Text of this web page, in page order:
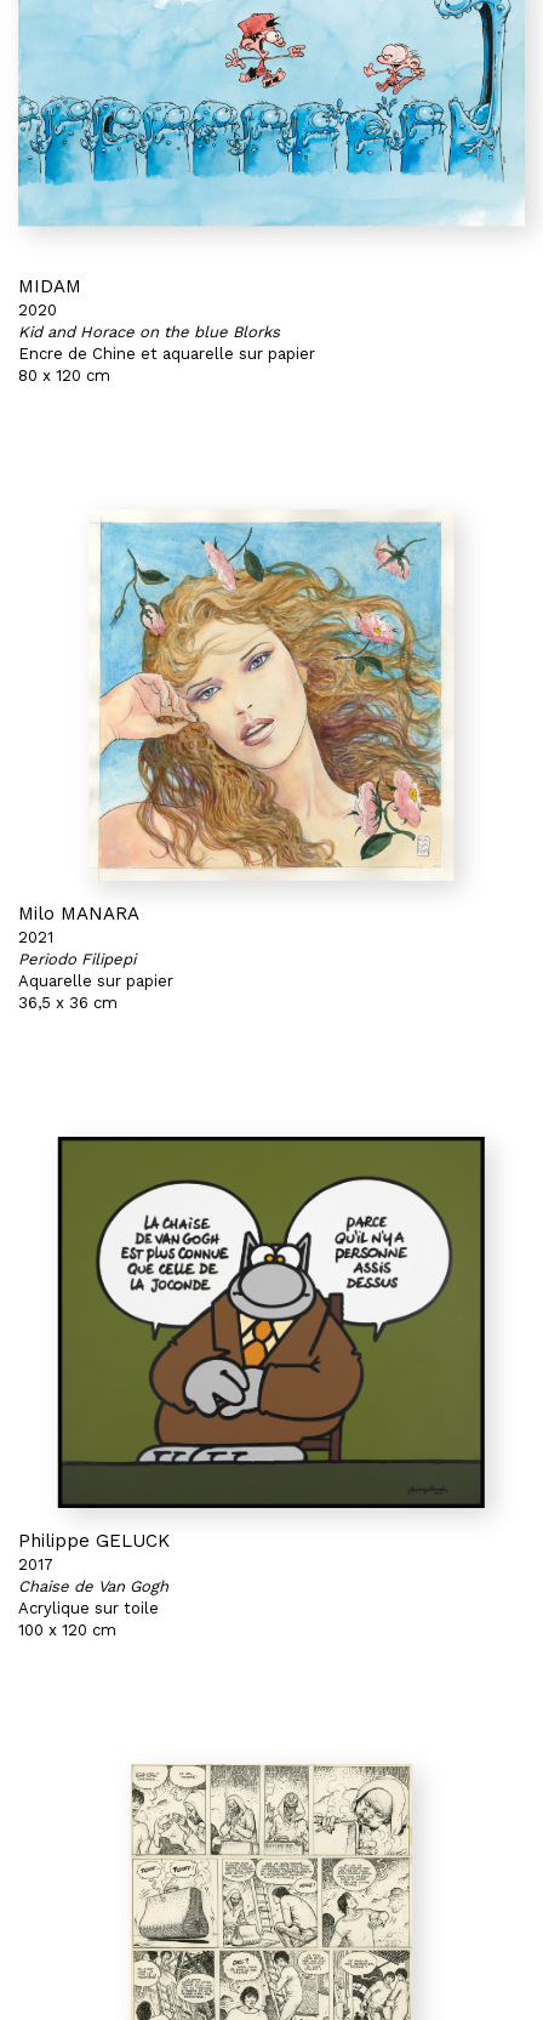
MIDAM
2020
Kid and Horace on the blue Blorks
Encre de Chine et aquarelle sur papier
80 x 120 cm
Milo MANARA
2021
Periodo Filipepi
Aquarelle sur papier
36,5 x 36 cm
Philippe GELUCK
2017
Chaise de Van Gogh
Acrylique sur toile
100 x 120 cm